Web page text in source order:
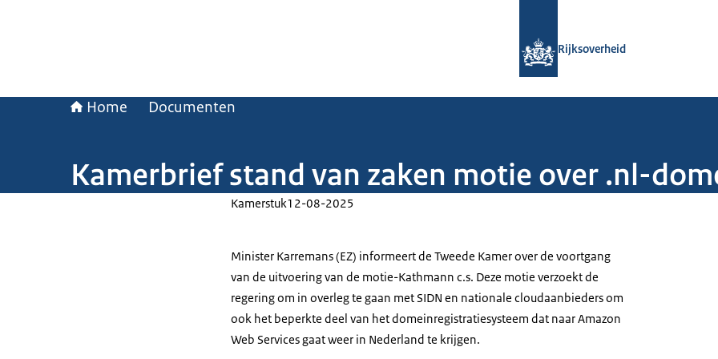
Rijksoverheid
Home Documenten
Kamerbrief stand van zaken motie over .nl-
Kamerstuk12-08-2025
Minister Karremans (EZ) informeert de Tweede Kamer over de voortgang
van de uitvoering van de motie-Kathmann c.s. Deze motie verzoekt de
regering om in overleg te gaan met SIDN en nationale cloudaanbieders om
ook het beperkte deel van het domeinregistratiesysteem dat naar Amazon
Web Services gaat weer in Nederland te krijgen.